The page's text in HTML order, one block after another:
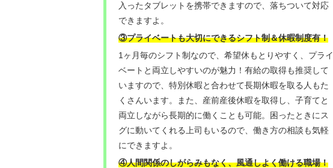
入ったタブレットを携帯できますので、落ちついて対応
できますよ。
③プライベートも大切にできるシフト制＆休暇制度有！
1ヶ月毎のシフト制なので、希望休もとりやすく、プライ
ベートと両立しやすいのが魅力！有給の取得も推奨して
いますので、特別休暇と合わせて長期休暇を取る人もた
くさんいます。また、産前産後休暇を取得し、子育てと
両立しながら長期的に働くことも可能。困ったときにス
グに動いてくれる上司もいるので、働き方の相談も気軽
にできますよ。
④人間関係のしがらみもなく、風通しよく働ける職場！